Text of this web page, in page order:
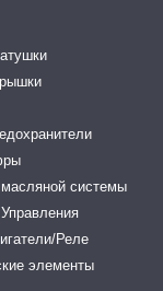
системы
Реле
элементы